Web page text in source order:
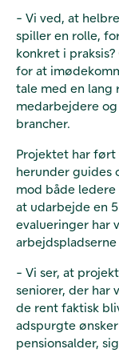
- Vi ved, at
spiller en rolle,
konkret i
for at
tale med en lang
medarbejdere
brancher.
Projektet har
herunder guides
mod både
at udarbejde en
evalueringer har
- Vi ser, at
seniorer, der har
de rent faktisk
adspurgte
pensionsalder,